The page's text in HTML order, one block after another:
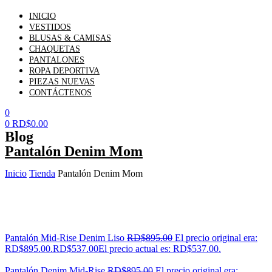
INICIO
VESTIDOS
BLUSAS & CAMISAS
CHAQUETAS
PANTALONES
ROPA DEPORTIVA
PIEZAS NUEVAS
CONTÁCTENOS
0
0 RD$0.00
Blog
Pantalón Denim Mom
Inicio Tienda Pantalón Denim Mom
Pantalón Mid-Rise Denim Liso RD$895.00 El precio original era:
RD$895.00.RD$537.00El precio actual es: RD$537.00.